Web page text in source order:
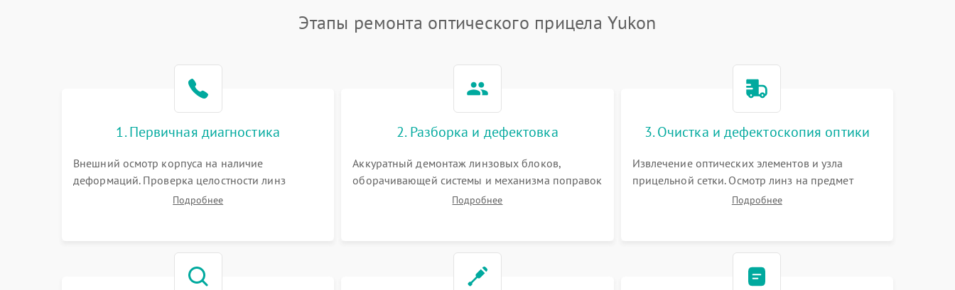
Этапы ремонта оптического прицела Yukon
1. Первичная диагностика
Внешний осмотр корпуса на наличие
деформаций. Проверка целостности линз
объектива и окуляра. Тестирование работы
Подробнее
2. Разборка и дефектовка
Аккуратный демонтаж линзовых блоков,
оборачивающей системы и механизма поправок
спецключами. Осмотр внутренних резьбовых
Подробнее
3. Очистка и дефектоскопия оптики
Извлечение оптических элементов и узла
прицельной сетки. Осмотр линз на предмет
повреждения просветляющего покрытия или
Подробнее